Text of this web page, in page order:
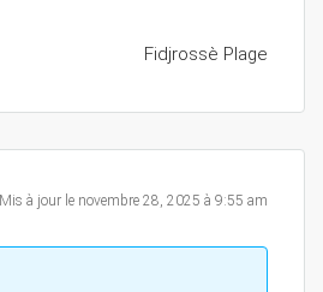
Fidjrossè Plage
Mis à jour le novembre 28, 2025 à 9:55 am